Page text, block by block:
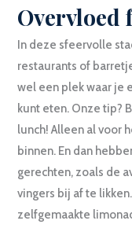
Overvloed
In deze sfeervolle
restaurants of
wel een plek waar je
kunt eten. Onze tip?
lunch! Alleen al voor
binnen. En dan
gerechten, zoals de
vingers bij af te
zelfgemaakte